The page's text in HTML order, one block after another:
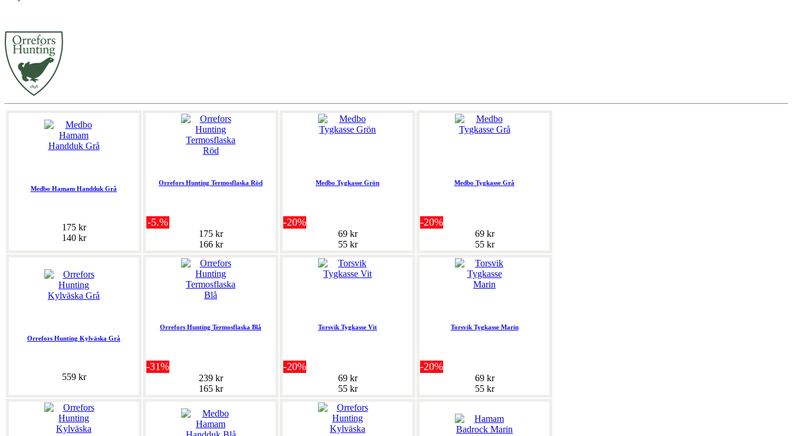
Medbo Hamam Handduk Grå
175 kr
140 kr
Orrefors Hunting Termosflaska Röd
-5.%
175 kr
166 kr
Medbo Tygkasse Grön
-20%
69 kr
55 kr
Medbo Tygkasse Grå
-20%
69 kr
55 kr
Orrefors Hunting Kylväska Grå
559 kr
Orrefors Hunting Termosflaska Blå
-31%
239 kr
165 kr
Torsvik Tygkasse Vit
-20%
69 kr
55 kr
Torsvik Tygkasse Marin
-20%
69 kr
55 kr